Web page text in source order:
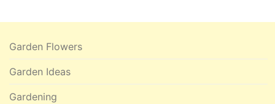
Garden Flowers
Garden Ideas
Gardening